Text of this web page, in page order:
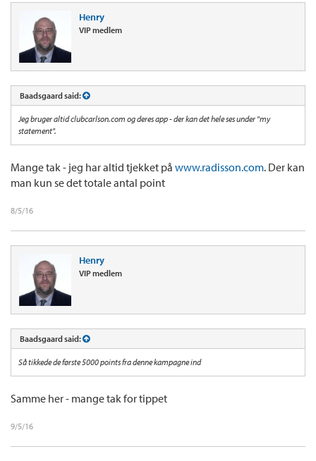
Henry
VIP medlem
Baadsgaard said:
Jeg bruger altid clubcarlson.com og deres app - der kan det hele ses under "my
statement".
Mange tak - jeg har altid tjekket på www.radisson.com. Der kan
man kun se det totale antal point
8/5/16
Henry
VIP medlem
Baadsgaard said:
Så tikkede de første 5000 points fra denne kampagne ind
Samme her - mange tak for tippet
9/5/16